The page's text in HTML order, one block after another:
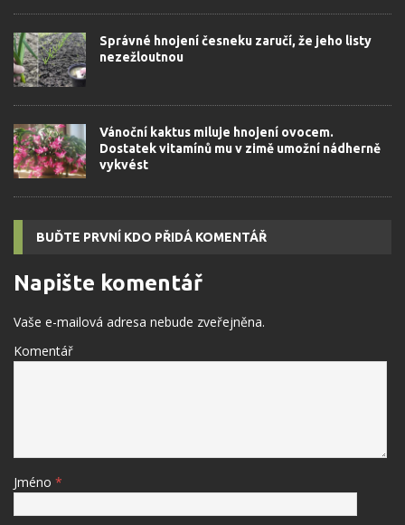
Správné hnojení česneku zaručí, že jeho listy
nezežloutnou
Vánoční kaktus miluje hnojení ovocem.
Dostatek vitamínů mu v zimě umožní nádherně
vykvést
BUĎTE PRVNÍ KDO PŘIDÁ KOMENTÁŘ
Napište komentář
Vaše e-mailová adresa nebude zveřejněna.
Komentář
Jméno *